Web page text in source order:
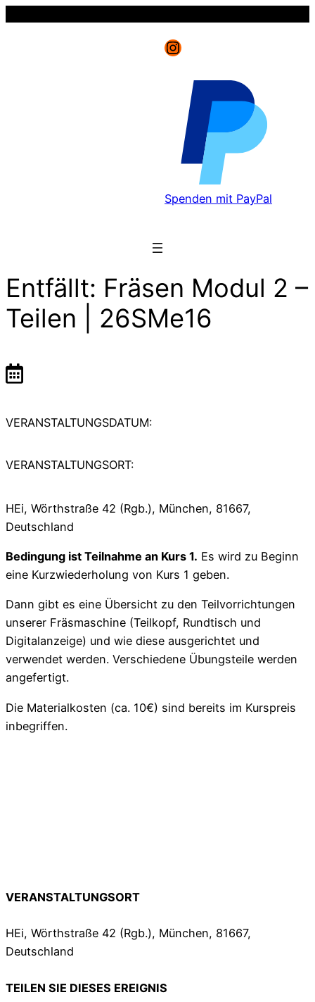
Instagram
Spenden mit PayPal
Entfällt: Fräsen Modul 2 –
Teilen | 26SMe16
VERANSTALTUNGSDATUM:
VERANSTALTUNGSORT:
HEi, Wörthstraße 42 (Rgb.), München, 81667,
Deutschland
Bedingung ist Teilnahme an Kurs 1. Es wird zu Beginn
eine Kurzwiederholung von Kurs 1 geben.
Dann gibt es eine Übersicht zu den Teilvorrichtungen
unserer Fräsmaschine (Teilkopf, Rundtisch und
Digitalanzeige) und wie diese ausgerichtet und
verwendet werden. Verschiedene Übungsteile werden
angefertigt.
Die Materialkosten (ca. 10€) sind bereits im Kurspreis
inbegriffen.
VERANSTALTUNGSORT
HEi, Wörthstraße 42 (Rgb.), München, 81667,
Deutschland
TEILEN SIE DIESES EREIGNIS